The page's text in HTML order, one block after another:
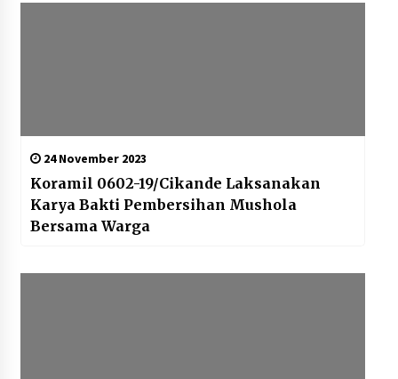
12 Coklat Terbaik dan Enak di
9 Kopi Botol Terbaik yang Praktis
untuk Menemani Aktivitas
8 Agustus 2026
24 November 2023
Koramil 0602-19/Cikande Laksanakan
Karya Bakti Pembersihan Mushola
Bersama Warga